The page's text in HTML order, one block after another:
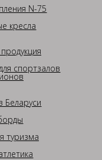
N-75
кресла
спортзалов
Беларуси
туризма